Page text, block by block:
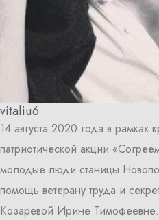
vitaliu6
14 августа 2020 года в рамках
патриотической акции
молодые люди станицы
помощь ветерану труда и
Козаревой Ирине